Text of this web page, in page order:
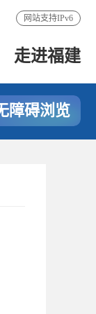
网站支持IPv6
走进福建
障碍浏览